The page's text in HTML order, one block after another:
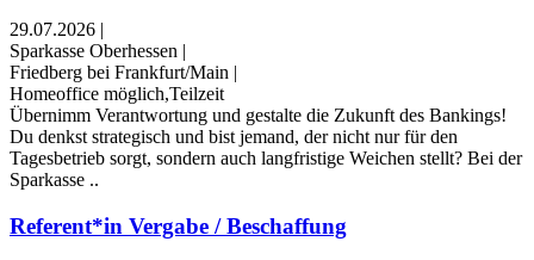
29.07.2026 |
Sparkasse Oberhessen |
Friedberg bei Frankfurt/Main |
Homeoffice möglich,Teilzeit
Übernimm Verantwortung und gestalte die Zukunft des Bankings!
Du denkst strategisch und bist jemand, der nicht nur für den
Tagesbetrieb sorgt, sondern auch langfristige Weichen stellt? Bei der
Sparkasse ..
Referent*in Vergabe / Beschaffung